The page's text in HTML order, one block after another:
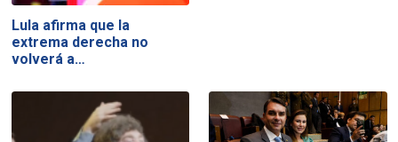
Lula afirma que la
extrema derecha no
volverá a…